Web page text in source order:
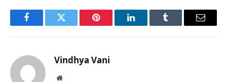
FacebookTwitter Pinterest LinkedInTumblr Email
Vindhya Vani
Website